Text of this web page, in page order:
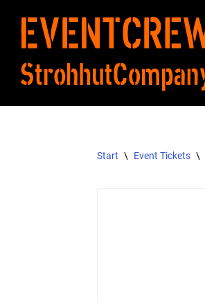
Zum
springen
Start \ Event Tickets \